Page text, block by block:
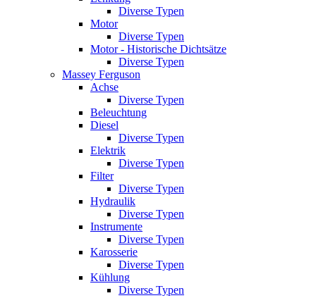
Diverse Typen
Motor
Diverse Typen
Motor - Historische Dichtsätze
Diverse Typen
Massey Ferguson
Achse
Diverse Typen
Beleuchtung
Diesel
Diverse Typen
Elektrik
Diverse Typen
Filter
Diverse Typen
Hydraulik
Diverse Typen
Instrumente
Diverse Typen
Karosserie
Diverse Typen
Kühlung
Diverse Typen